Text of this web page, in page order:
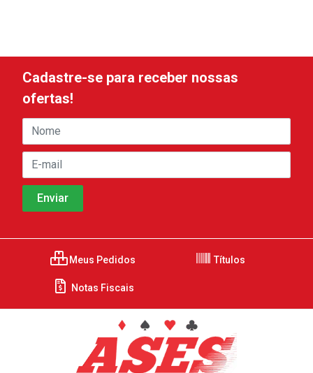
Cadastre-se para receber nossas
ofertas!
Meus Pedidos Títulos
Notas Fiscais